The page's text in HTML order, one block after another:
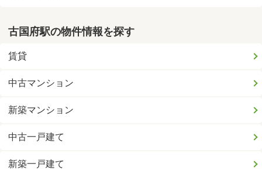
古国府駅の物件情報を探す
賃貸
中古マンション
新築マンション
中古一戸建て
新築一戸建て